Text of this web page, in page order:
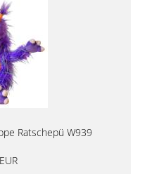
Ratschepü W939